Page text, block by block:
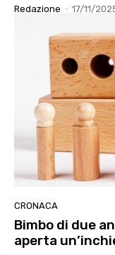
Redazione - 17/11/
CRONACA
Bimbo di due
aperta